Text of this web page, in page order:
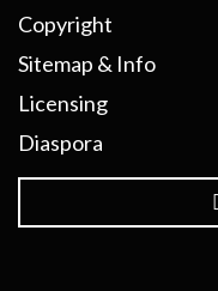
Copyright
Sitemap & Info
Licensing
Diaspora